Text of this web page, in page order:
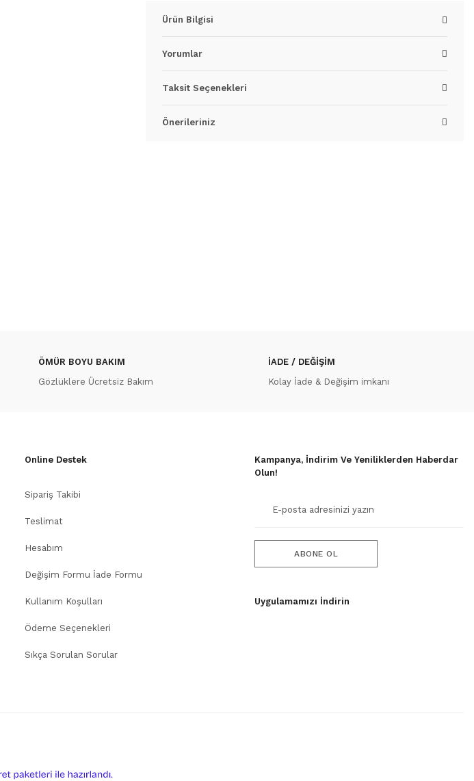
Ürün Bilgisi
Yorumlar
Taksit Seçenekleri
Önerileriniz
ÖMÜR BOYU BAKIM
Gözlüklere Ücretsiz Bakım
İADE / DEĞİŞİM
Kolay İade & Değişim imkanı
Online Destek
Sipariş Takibi
Teslimat
Hesabım
Değişim Formu İade Formu
Kullanım Koşulları
Ödeme Seçenekleri
Sıkça Sorulan Sorular
Kampanya, İndirim Ve Yeniliklerden Haberdar
Olun!
ABONE OL
Uygulamamızı İndirin
e-